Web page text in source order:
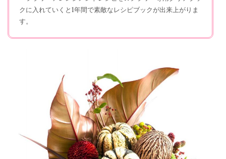
クに入れていくと1年間で素敵なレシピブックが出来上がりま
す。